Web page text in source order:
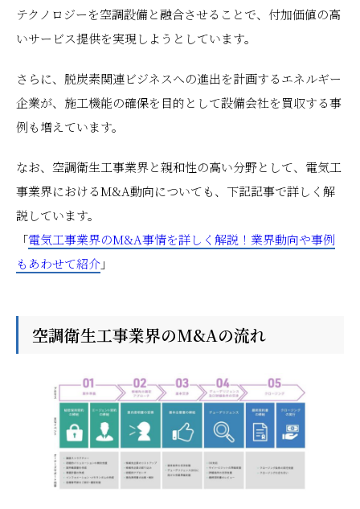
テクノロジーを空調設備と融合させることで、付加価値の高
いサービス提供を実現しようとしています。
さらに、脱炭素関連ビジネスへの進出を計画するエネルギー
企業が、施工機能の確保を目的として設備会社を買収する事
例も増えています。
なお、空調衛生工事業界と親和性の高い分野として、電気工
事業界におけるM&A動向についても、下記記事で詳しく解
説しています。
「電気工事業界のM&A事情を詳しく解説！業界動向や事例
もあわせて紹介」
空調衛生工事業界のM&Aの流れ